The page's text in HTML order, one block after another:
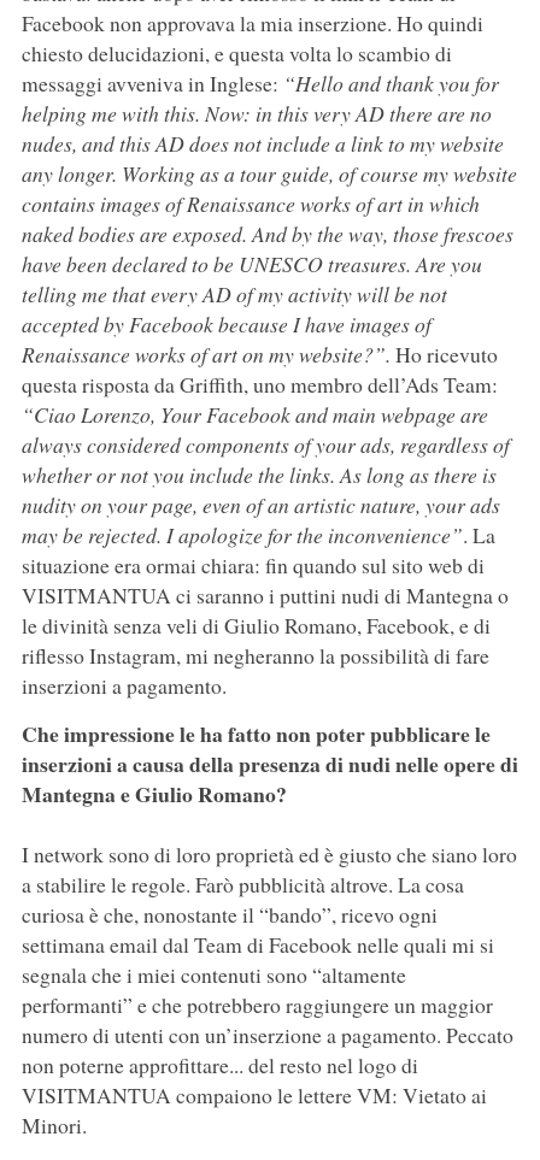
Facebook non approvava la mia inserzione. Ho quindi
chiesto delucidazioni, e questa volta lo scambio di
messaggi avveniva in Inglese: “Hello and thank you for
helping me with this. Now: in this very AD there are no
nudes, and this AD does not include a link to my website
any longer. Working as a tour guide, of course my website
contains images of Renaissance works of art in which
naked bodies are exposed. And by the way, those frescoes
have been declared to be UNESCO treasures. Are you
telling me that every AD of my activity will be not
accepted by Facebook because I have images of
Renaissance works of art on my website?”. Ho ricevuto
questa risposta da Griffith, uno membro dell’Ads Team:
“Ciao Lorenzo, Your Facebook and main webpage are
always considered components of your ads, regardless of
whether or not you include the links. As long as there is
nudity on your page, even of an artistic nature, your ads
may be rejected. I apologize for the inconvenience”. La
situazione era ormai chiara: fin quando sul sito web di
VISITMANTUA ci saranno i puttini nudi di Mantegna o
le divinità senza veli di Giulio Romano, Facebook, e di
riflesso Instagram, mi negheranno la possibilità di fare
inserzioni a pagamento.
Che impressione le ha fatto non poter pubblicare le
inserzioni a causa della presenza di nudi nelle opere di
Mantegna e Giulio Romano?
I network sono di loro proprietà ed è giusto che siano loro
a stabilire le regole. Farò pubblicità altrove. La cosa
curiosa è che, nonostante il “bando”, ricevo ogni
settimana email dal Team di Facebook nelle quali mi si
segnala che i miei contenuti sono “altamente
performanti” e che potrebbero raggiungere un maggior
numero di utenti con un’inserzione a pagamento. Peccato
non poterne approfittare... del resto nel logo di
VISITMANTUA compaiono le lettere VM: Vietato ai
Minori.